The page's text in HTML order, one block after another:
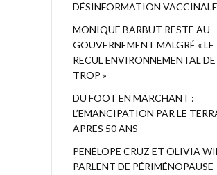
DÉSINFORMATION VACCINALE
MONIQUE BARBUT RESTE AU
GOUVERNEMENT MALGRÉ « LE
RECUL ENVIRONNEMENTAL DE
TROP »
DU FOOT EN MARCHANT :
L’EMANCIPATION PAR LE
APRES 50 ANS
PENÉLOPE CRUZ ET OLIVIA
PARLENT DE PÉRIMÉNOPAUSE